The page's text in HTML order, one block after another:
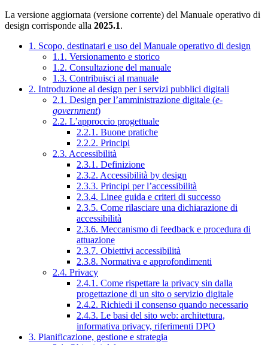
La versione aggiornata (versione corrente) del Manuale operativo di
design corrisponde alla 2025.1.
1. Scopo, destinatari e uso del Manuale operativo di design
1.1. Versionamento e storico
1.2. Consultazione del manuale
1.3. Contribuisci al manuale
2. Introduzione al design per i servizi pubblici digitali
2.1. Design per l’amministrazione digitale (e-
government)
2.2. L’approccio progettuale
2.2.1. Buone pratiche
2.2.2. Principi
2.3. Accessibilità
2.3.1. Definizione
2.3.2. Accessibilità by design
2.3.3. Principi per l’accessibilità
2.3.4. Linee guida e criteri di successo
2.3.5. Come rilasciare una dichiarazione di
accessibilità
2.3.6. Meccanismo di feedback e procedura di
attuazione
2.3.7. Obiettivi accessibilità
2.3.8. Normativa e approfondimenti
2.4. Privacy
2.4.1. Come rispettare la privacy sin dalla
progettazione di un sito o servizio digitale
2.4.2. Richiedi il consenso quando necessario
2.4.3. Le basi del sito web: architettura,
informativa privacy, riferimenti DPO
3. Pianificazione, gestione e strategia